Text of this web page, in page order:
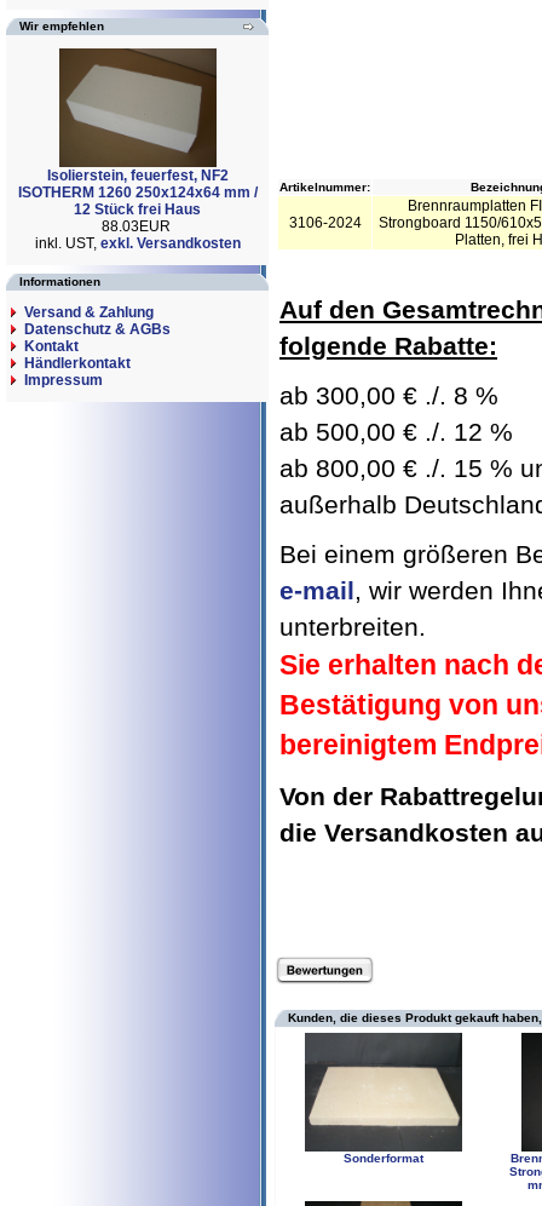
Wir empfehlen
Isolierstein, feuerfest, NF2
ISOTHERM 1260 250x124x64 mm /
12 Stück frei Haus
88.03EUR
inkl. UST, exkl. Versandkosten
Informationen
Versand & Zahlung
Datenschutz & AGBs
Kontakt
Händlerkontakt
Impressum
Artikelnummer:
3106-2024
Brennraumplatten
Strongboard 1150/
Platten, frei
Auf den
folgende Rabatte:
ab 300,00 € ./. 8 %
ab 500,00 € ./. 12 %
ab 800,00 € ./. 15 %
außerhalb
Bei einem größeren
e-mail, wir werden
unterbreiten.
Sie erhalten nach
Bestätigung von
bereinigtem
Von der
die Versandkosten
Kunden, die dieses Produkt gekauft
Sonderformat